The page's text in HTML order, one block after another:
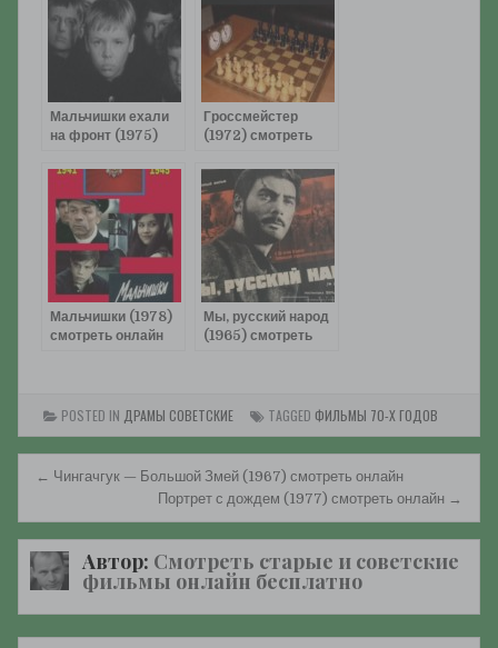
Мальчишки ехали
на фронт (1975)
Гроссмейстер
(1972) смотреть
Мальчишки (1978)
смотреть онлайн
Мы, русский народ
(1965) смотреть
POSTED IN ДРАМЫ СОВЕТСКИЕ TAGGED ФИЛЬМЫ 70-Х ГОДОВ
Навигация
записям
← Чингачгук — Большой Змей (1967) смотреть онлайн
Портрет с дождем (1977) смотреть онлайн →
Автор: Смотреть старые и советские
фильмы онлайн бесплатно